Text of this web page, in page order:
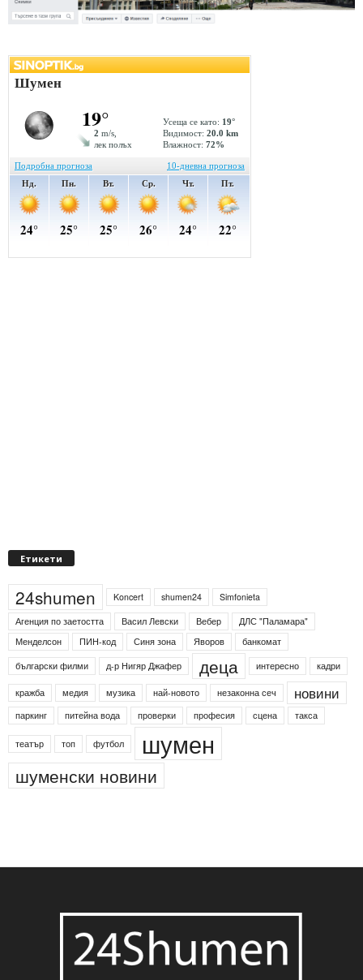
Етикети
24shumen Koncert shumen24
Simfonieta
Агенция по заетостта
Васил Левски Вебер
ДЛС "Паламара"
Менделсон
ПИН-код Синя зона Яворов
банкомат
български филми
д-р Нигяр Джафер деца интересно кадри
кражба медия музика най-новото незаконна сеч новини
паркинг питейна вода проверки професия сцена такса
театър топ футбол шумен
шуменски новини